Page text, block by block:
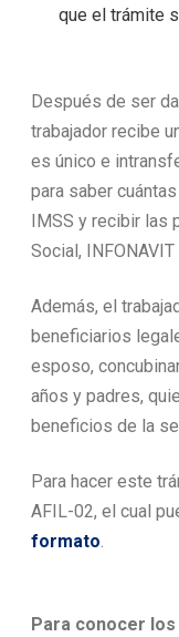
que el trámite
Después de ser
trabajador recibe
es único e
para saber
IMSS y recibir las
Social, INFONAVIT
Además, el
beneficiarios
esposo,
años y padres,
beneficios de la
Para hacer este
AFIL-02, el cual
formato.
Para conocer